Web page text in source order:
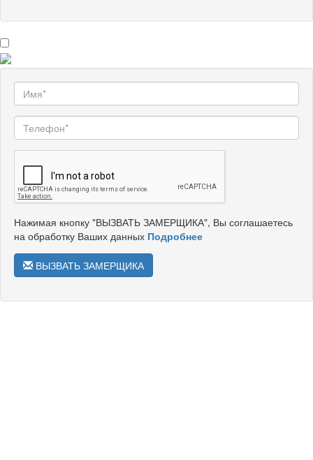
Нажимая кнопку "ВЫЗВАТЬ ЗАМЕРЩИКА", Вы соглашаетесь
на обработку Ваших данных Подробнее
ВЫЗВАТЬ ЗАМЕРЩИКА